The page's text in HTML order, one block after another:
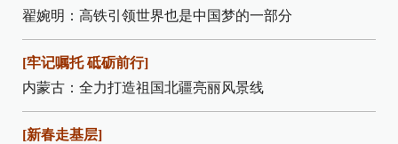
翟婉明：高铁引领世界也是中国梦的一部分
[牢记嘱托 砥砺前行]
内蒙古：全力打造祖国北疆亮丽风景线
[新春走基层]